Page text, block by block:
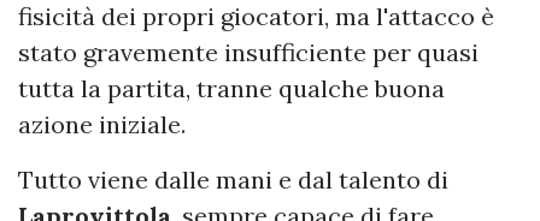
fisicità dei propri giocatori, ma l'attacco è
stato gravemente insufficiente per quasi
tutta la partita, tranne qualche buona
azione iniziale.
Tutto viene dalle mani e dal talento di